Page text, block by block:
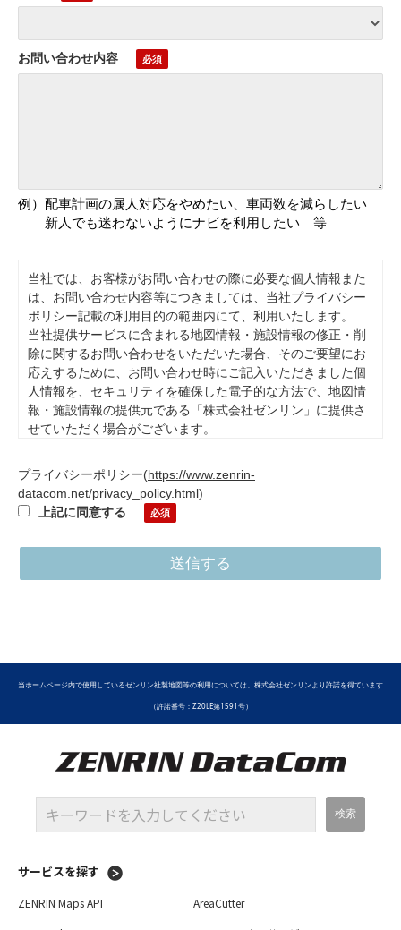
お問い合わせ内容
例）配車計画の属人対応をやめたい、車両数を減らしたい
新人でも迷わないようにナビを利用したい 等
当社では、お客様がお問い合わせの際に必要な個人情報また
は、お問い合わせ内容等につきましては、当社プライバシー
ポリシー記載の利用目的の範囲内にて、利用いたします。
当社提供サービスに含まれる地図情報・施設情報の修正・削
除に関するお問い合わせをいただいた場合、そのご要望にお
応えするために、お問い合わせ時にご記入いただきました個
人情報を、セキュリティを確保した電子的な方法で、地図情
報・施設情報の提供元である「株式会社ゼンリン」に提供さ
せていただく場合がございます。
す。当社が必要とする情報をご提供頂かない場合ご要望にお
応えできない場合がございます。お客様は、個人情報の開示
等、苦情・相談をする事ができますので、もしございました
らprivacy@zenrin-datacom.netまでご連絡下さい。その他個
プライバシーポリシー(https://www.zenrin-
datacom.net/privacy_policy.html)
上記に同意する
当ホームページ内で使用しているゼンリン社製地図等の利用については、株式会社ゼンリンより許諾を得ています
（許諾番号：Z20LE第1591号）
サービスを探す
ZENRIN Maps API
AreaCutter